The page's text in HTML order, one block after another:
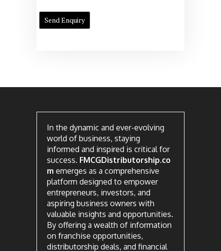
In the dynamic and ever-evolving
world of business, staying
informed and inspired is critical for
success. FMCGDistributorship.co
m emerges as a comprehensive
platform designed to empower
entrepreneurs, investors, and
aspiring business owners with
valuable insights and opportunities.
By offering a wealth of information
on franchise opportunities,
distributorship deals, and financial